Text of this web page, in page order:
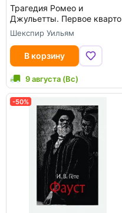
Трагедия Ромео и
Джульетты. Первое кварто
Шекспир Уильям
В корзину
9 августа (Вс)
-50%